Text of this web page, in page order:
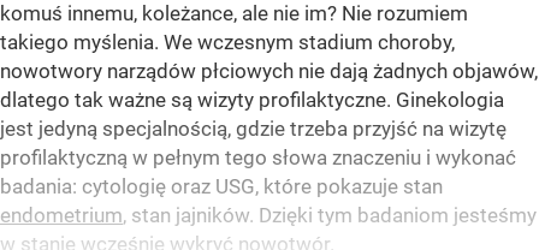
komuś innemu, koleżance, ale nie im? Nie rozumiem
takiego myślenia. We wczesnym stadium choroby,
nowotwory narządów płciowych nie dają żadnych objawów,
dlatego tak ważne są wizyty profilaktyczne. Ginekologia
jest jedyną specjalnością, gdzie trzeba przyjść na wizytę
profilaktyczną w pełnym tego słowa znaczeniu i wykonać
badania: cytologię oraz USG, które pokazuje stan
endometrium, stan jajników. Dzięki tym badaniom jesteśmy
w stanie wcześnie wykryć nowotwór.